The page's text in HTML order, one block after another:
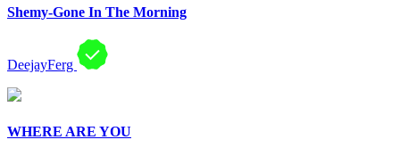
Shemy-Gone In The Morning
DeejayFerg
WHERE ARE YOU